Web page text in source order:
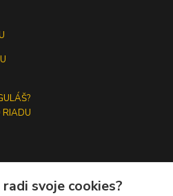
RIADU
svoje cookies?